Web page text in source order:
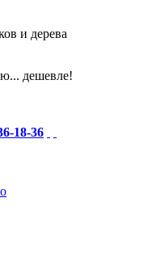
и дерева
дешевле!
18-36